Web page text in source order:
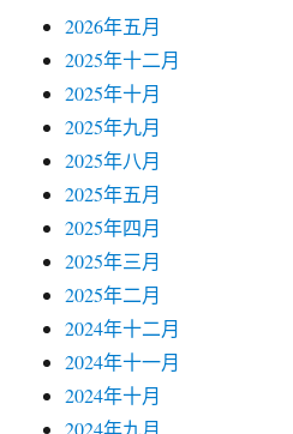
2026年五月
2025年十二月
2025年十月
2025年九月
2025年八月
2025年五月
2025年四月
2025年三月
2025年二月
2024年十二月
2024年十一月
2024年十月
2024年九月